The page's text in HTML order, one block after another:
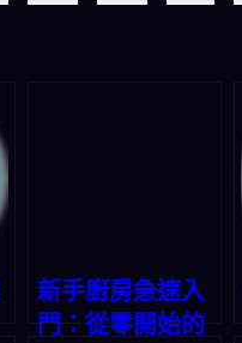
新手廚房急速入
門：從零開始的